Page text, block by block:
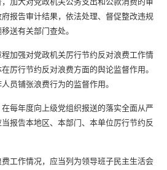
报告审计结果，依法处理、督促整改违规
送有关部门查处。
强对党政机关厉行节约反对浪费工作情
厉行节约反对浪费方面的舆论监督作用。
员铺张浪费行为的监督作用。
年度向上级党组织报送的落实全面从严
报告本地区、本部门、本单位厉行节约反
作情况，应当列为领导班子民主生活会